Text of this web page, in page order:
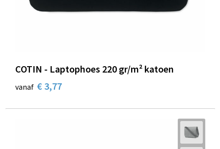
COTIN - Laptophoes 220 gr/m² katoen
vanaf € 3,77